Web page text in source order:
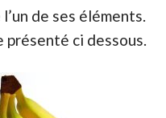
de ses éléments.
présenté ci dessous.